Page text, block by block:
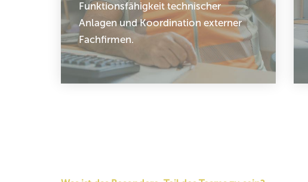
Funktionsfähigkeit technischer
Anlagen und Koordination externer
Fachfirmen.